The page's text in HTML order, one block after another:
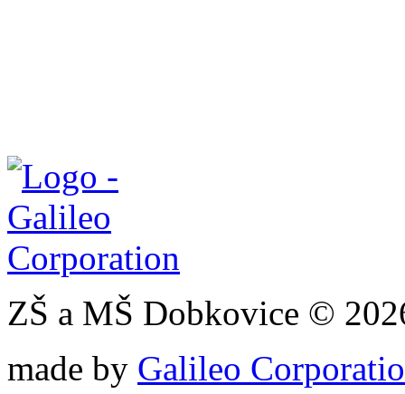
ZŠ a MŠ Dobkovice ©
made by Galileo